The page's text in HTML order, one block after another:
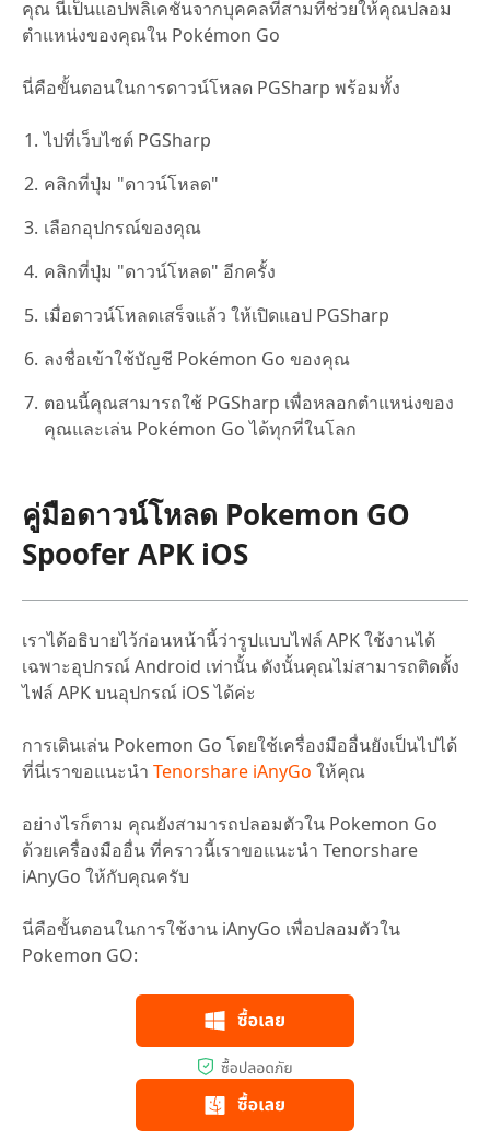
คุณ นี่เป็นแอปพลิเคชันจากบุคคลที่สามที่ช่วยให้คุณปลอม
ตำแหน่งของคุณใน Pokémon Go
นี่คือขั้นตอนในการดาวน์โหลด PGSharp พร้อมทั้ง
ไปที่เว็บไซต์ PGSharp
คลิกที่ปุ่ม "ดาวน์โหลด"
เลือกอุปกรณ์ของคุณ
คลิกที่ปุ่ม "ดาวน์โหลด" อีกครั้ง
เมื่อดาวน์โหลดเสร็จแล้ว ให้เปิดแอป PGSharp
ลงชื่อเข้าใช้บัญชี Pokémon Go ของคุณ
ตอนนี้คุณสามารถใช้ PGSharp เพื่อหลอกตำแหน่งของ
คุณและเล่น Pokémon Go ได้ทุกที่ในโลก
คู่มือดาวน์โหลด Pokemon GO
Spoofer APK iOS
เราได้อธิบายไว้ก่อนหน้านี้ว่ารูปแบบไฟล์ APK ใช้งานได้
เฉพาะอุปกรณ์ Android เท่านั้น ดังนั้นคุณไม่สามารถติดตั้ง
ไฟล์ APK บนอุปกรณ์ iOS ได้ค่ะ
การเดินเล่น Pokemon Go โดยใช้เครื่องมืออื่นยังเป็นไปได้
ที่นี่เราขอแนะนำ Tenorshare iAnyGo ให้คุณ
อย่างไรก็ตาม คุณยังสามารถปลอมตัวใน Pokemon Go
ด้วยเครื่องมืออื่น ที่คราวนี้เราขอแนะนำ Tenorshare
iAnyGo ให้กับคุณครับ
นี่คือขั้นตอนในการใช้งาน iAnyGo เพื่อปลอมตัวใน
Pokemon GO: